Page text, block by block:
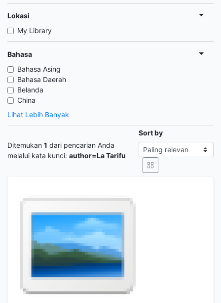
Lokasi
My Library
Bahasa
Bahasa Asing
Bahasa Daerah
Belanda
China
Lihat Lebih Banyak
Ditemukan 1 dari pencarian Anda
melalui kata kunci: author=La Tarifu
Sort by